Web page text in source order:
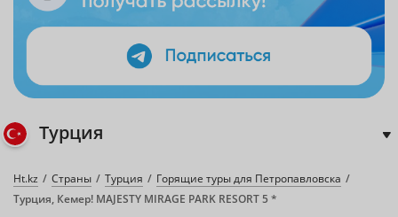
Турция
Ht.kz Страны Турция
Горящие туры для Петропавловска
Турция, Кемер! MAJESTY MIRAGE PARK RESORT 5 *